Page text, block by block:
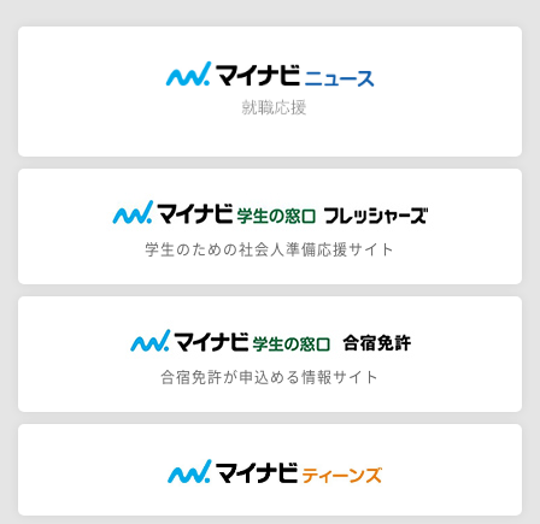
学生のための社会人準備応援サイト
合宿免許が申込める情報サイト